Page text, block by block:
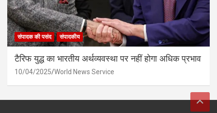
संपादक की पसंद संपादकीय
टैरिफ युद्ध का भारतीय अर्थव्यवस्था पर नहीं होगा अधिक प्रभाव
10/04/2025 World News Service